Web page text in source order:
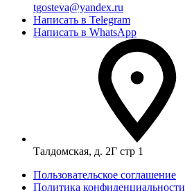
tgosteva@yandex.ru
Написать в Telegram
Написать в WhatsApp
Талдомская, д. 2Г стр 1
Пользовательское соглашение
Политика конфиденциальности